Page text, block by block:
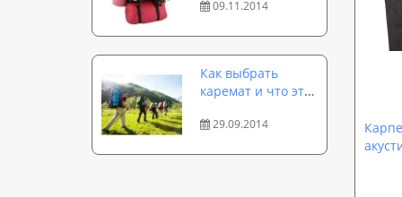
09.11.2014
Как выбрать
каремат и что это
29.09.2014